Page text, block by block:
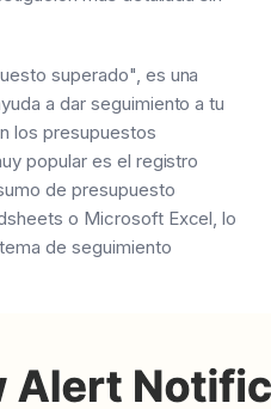
superado", es una
a dar seguimiento a tu
los presupuestos
popular es el registro
de presupuesto
o Microsoft Excel, lo
de seguimiento